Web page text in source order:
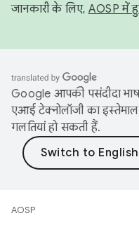
जानकारी के लिए, AOSP में
Google आपकी पसंदीदा
एआई टेक्नोलॉजी का
गलतियां हो सकती हैं.
AOSP